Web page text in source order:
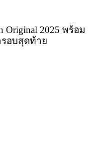
Original 2025 พร้อม
อบสุดท้าย